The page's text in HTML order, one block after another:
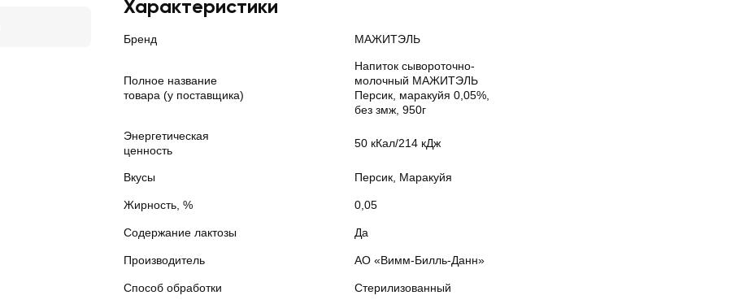
Характеристики
Бренд МАЖИТЭЛЬ
Полное название
товара (у поставщика)
Напиток сывороточно-
молочный МАЖИТЭЛЬ
Персик, маракуйя 0,05%,
без змж, 950г
Энергетическая
ценность
50 кКал/214 кДж
Вкусы Персик, Маракуйя
Жирность, % 0,05
Содержание лактозы Да
Производитель АО «Вимм-Билль-Данн»
Способ обработки Стерилизованный